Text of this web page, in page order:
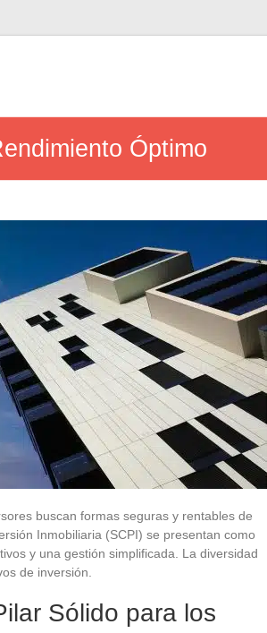
Óptimo
buscan formas seguras y rentables de
Inmobiliaria (SCPI) se presentan como
y una gestión simplificada. La diversidad
de inversión.
Sólido para los